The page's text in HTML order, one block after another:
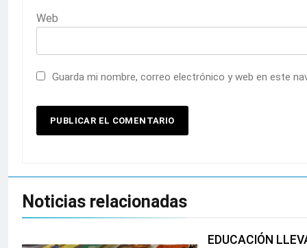
Web
Guarda mi nombre, correo electrónico y web en este
Noticias relacionadas
EDUCACIÓN